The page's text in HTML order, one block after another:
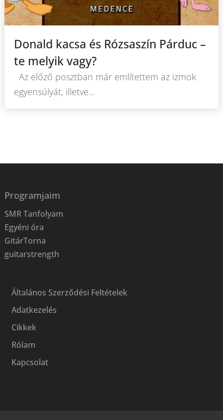
Donald kacsa és Rózsaszín Párduc –
te melyik vagy?
Az előző posztban már említettem az izmok
egyensúlyát, illetve...
Programjaim
SMR Tanfolyam
Egyéni óra
GitárTorna
guitarstrength
Általános Szerződési Feltételek
Adatkezelés
Cikkek
Rólam
Kapcsolat